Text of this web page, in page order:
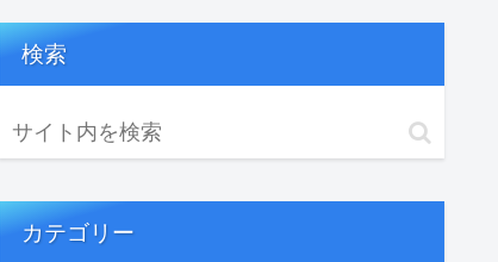
検索
カテゴリー